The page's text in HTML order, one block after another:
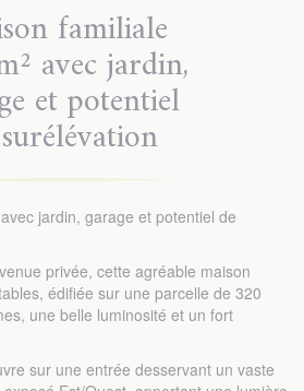
familiale
avec jardin,
et potentiel
jardin, garage et potentiel de
privée, cette agréable maison
édifiée sur une parcelle de 320
une belle luminosité et un fort
sur une entrée desservant un vaste